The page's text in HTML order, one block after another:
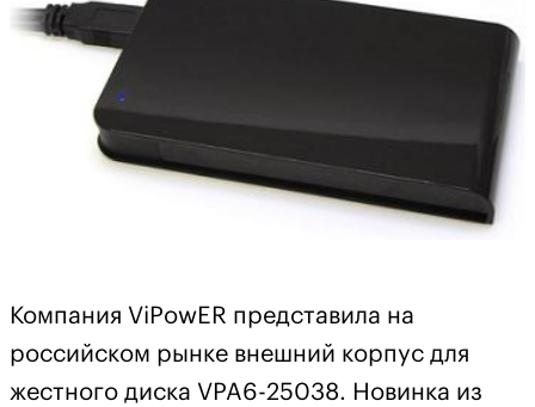
Компания ViPowER представила на
российском рынке внешний корпус для
жестного диска VPA6-25038. Новинка из